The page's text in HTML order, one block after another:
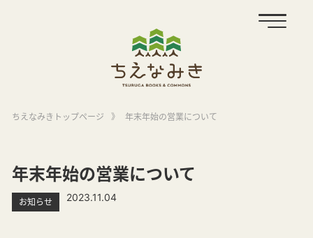
ちえなみきトップページ 》 年末年始の営業について
年末年始の営業について
お知らせ 2023.11.04